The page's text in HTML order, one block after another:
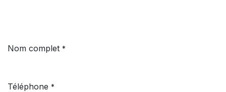
Nom complet *
Téléphone *